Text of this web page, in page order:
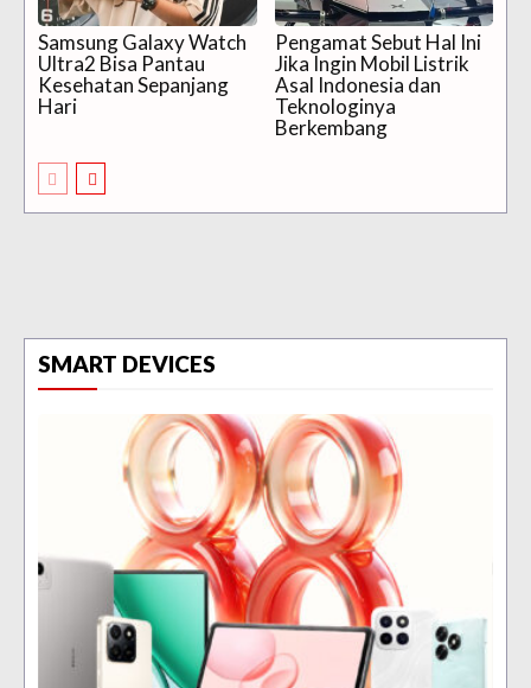
Samsung Galaxy Watch
Ultra2 Bisa Pantau
Kesehatan Sepanjang
Hari
Pengamat Sebut Hal Ini
Jika Ingin Mobil Listrik
Asal Indonesia dan
Teknologinya
Berkembang
SMART DEVICES